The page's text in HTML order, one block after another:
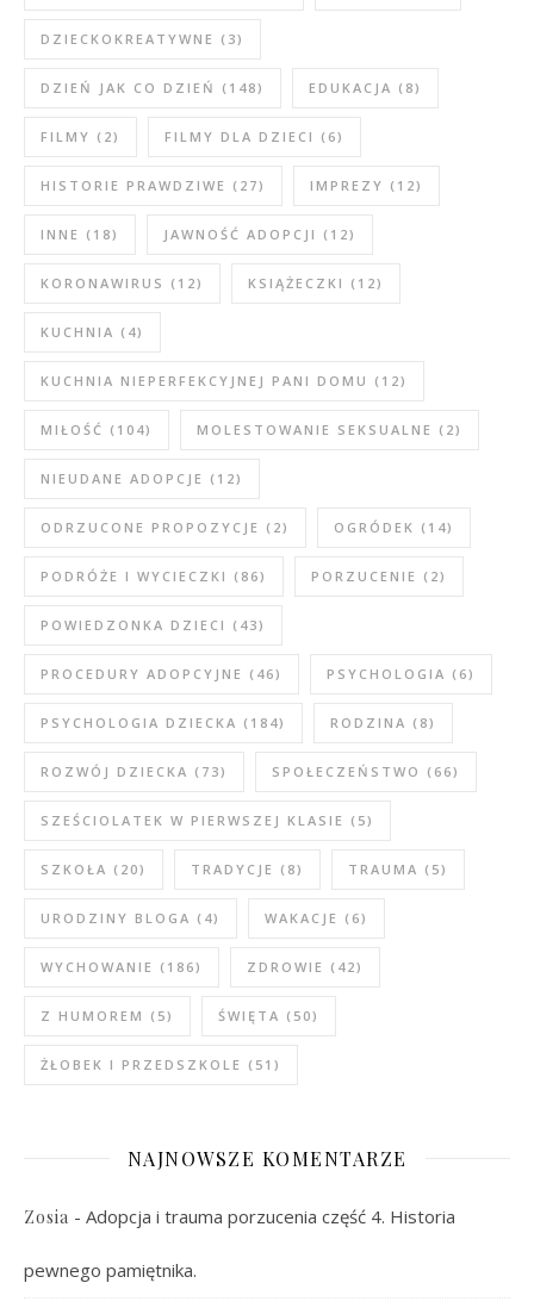
DZIECKOKREATYWNE (3)
DZIEŃ JAK CO DZIEŃ (148) EDUKACJA (8)
FILMY (2) FILMY DLA DZIECI (6)
HISTORIE PRAWDZIWE (27) IMPREZY (12)
INNE (18) JAWNOŚĆ ADOPCJI (12)
KORONAWIRUS (12) KSIĄŻECZKI (12)
KUCHNIA (4)
KUCHNIA NIEPERFEKCYJNEJ PANI DOMU (12)
MIŁOŚĆ (104) MOLESTOWANIE SEKSUALNE (2)
NIEUDANE ADOPCJE (12)
ODRZUCONE PROPOZYCJE (2) OGRÓDEK (14)
PODRÓŻE I WYCIECZKI (86) PORZUCENIE (2)
POWIEDZONKA DZIECI (43)
PROCEDURY ADOPCYJNE (46) PSYCHOLOGIA (6)
PSYCHOLOGIA DZIECKA (184) RODZINA (8)
ROZWÓJ DZIECKA (73) SPOŁECZEŃSTWO (66)
SZEŚCIOLATEK W PIERWSZEJ KLASIE (5)
SZKOŁA (20) TRADYCJE (8) TRAUMA (5)
URODZINY BLOGA (4) WAKACJE (6)
WYCHOWANIE (186) ZDROWIE (42)
Z HUMOREM (5) ŚWIĘTA (50)
ŻŁOBEK I PRZEDSZKOLE (51)
NAJNOWSZE KOMENTARZE
Zosia - Adopcja i trauma porzucenia część 4. Historia
pewnego pamiętnika.